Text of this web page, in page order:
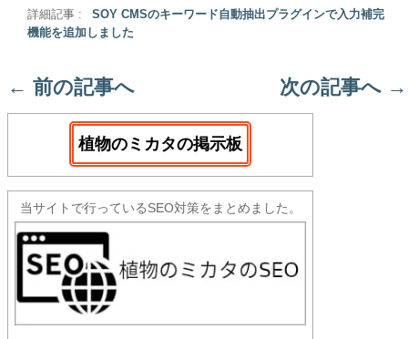
詳細記事 :
SOY CMSのキーワード自動抽出プラグインで入力補完
機能を追加しました
← 前の記事へ 次の記事へ →
植物のミカタの掲示板
当サイトで行っているSEO対策をまとめました。